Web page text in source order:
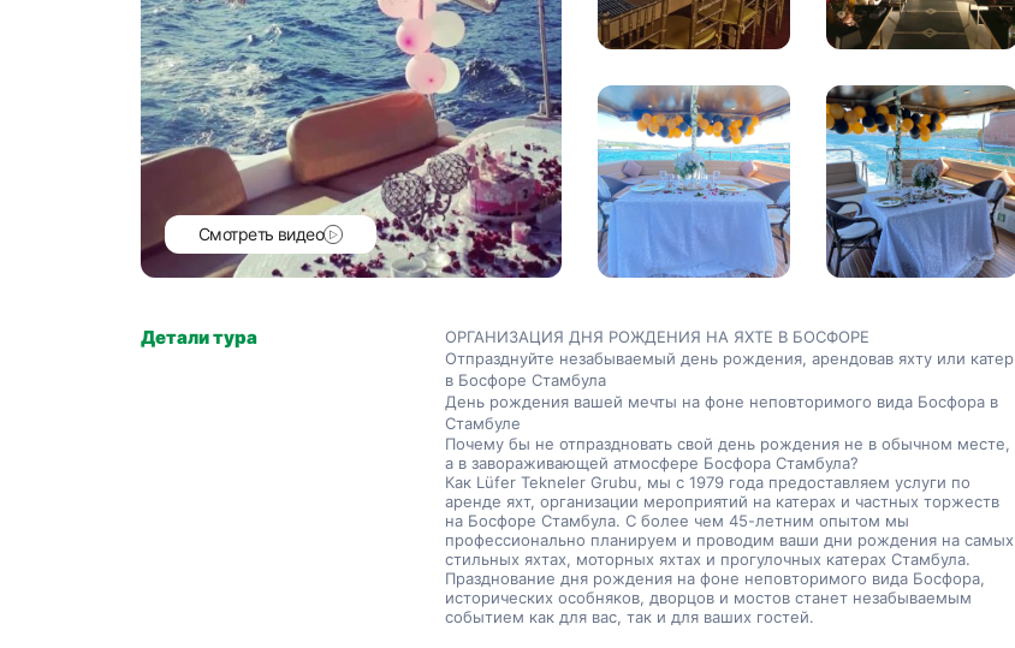
Смотреть видео
Детали тура
ОРГАНИЗАЦИЯ ДНЯ РОЖДЕНИЯ НА ЯХТЕ В БОСФОРЕ
Отпразднуйте незабываемый день рождения, арендовав яхту или катер
в Босфоре Стамбула
День рождения вашей мечты на фоне неповторимого вида Босфора в
Стамбуле
Почему бы не отпраздновать свой день рождения не в обычном месте,
а в завораживающей атмосфере Босфора Стамбула?
Как Lüfer Tekneler Grubu, мы с 1979 года предоставляем услуги по
аренде яхт, организации мероприятий на катерах и частных торжеств
на Босфоре Стамбула. С более чем 45-летним опытом мы
профессионально планируем и проводим ваши дни рождения на самых
стильных яхтах, моторных яхтах и прогулочных катерах Стамбула.
Празднование дня рождения на фоне неповторимого вида Босфора,
исторических особняков, дворцов и мостов станет незабываемым
событием как для вас, так и для ваших гостей.